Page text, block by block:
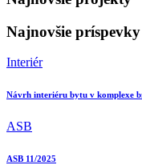
Najnovšie príspevky
Interiér
Návrh interiéru bytu v komplexe
ASB
ASB 11/2025